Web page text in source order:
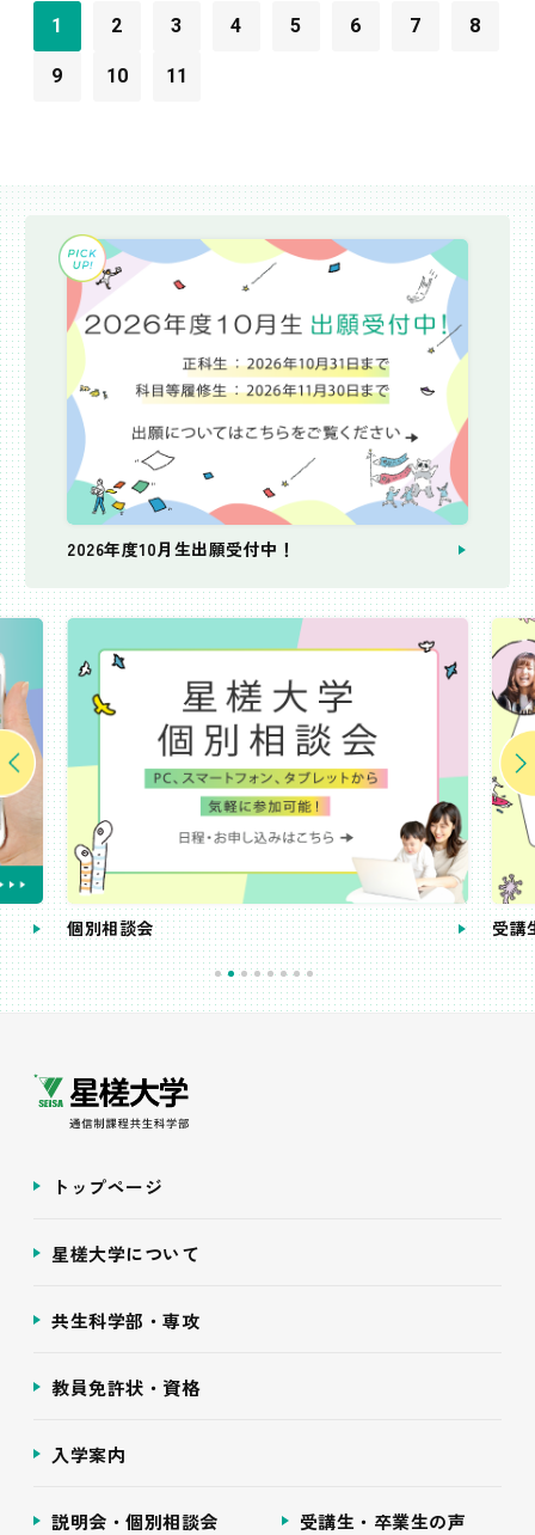
1 2 3 4 5 6 7 8
9 10 11
2026年度10月生出願受付中！
個別相談会 受講
トップページ
星槎大学について
共生科学部・専攻
教員免許状・資格
入学案内
説明会・個別相談会 受講生・卒業生の声